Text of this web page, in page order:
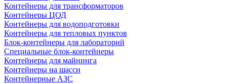
Контейнеры для трансформаторов
Контейнеры ЦОД
Контейнеры для водоподготовки
Контейнеры для тепловых пунктов
Блок-контейнеры для лабораторий
Специальные блок-контейнеры
Контейнеры для майнинга
Контейнеры на шасси
Контейнерные АЗС